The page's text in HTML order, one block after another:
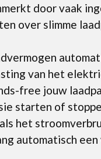
door vaak
over slimme
van het
free jouw
starten of
het
automatisch